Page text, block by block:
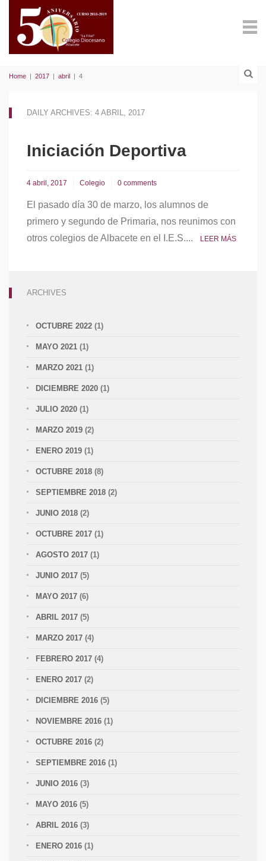
Home | 2017 | abril | 4
DAILY ARCHIVES: 4 ABRIL, 2017
Iniciación Deportiva
4 abril, 2017 Colegio 0 comments
El pasado día 30 de marzo, los alumnos de
primero y segundo de Primaria, nos reunimos con
otros colegios de Albacete en el I.E.S....
LEER MÁS
ARCHIVES
OCTUBRE 2022 (1)
MAYO 2021 (1)
MARZO 2021 (1)
DICIEMBRE 2020 (1)
JULIO 2020 (1)
MARZO 2019 (2)
ENERO 2019 (1)
OCTUBRE 2018 (8)
SEPTIEMBRE 2018 (2)
JUNIO 2018 (2)
OCTUBRE 2017 (1)
AGOSTO 2017 (1)
JUNIO 2017 (5)
MAYO 2017 (6)
ABRIL 2017 (5)
MARZO 2017 (4)
FEBRERO 2017 (4)
ENERO 2017 (2)
DICIEMBRE 2016 (5)
NOVIEMBRE 2016 (1)
OCTUBRE 2016 (2)
SEPTIEMBRE 2016 (1)
JUNIO 2016 (3)
MAYO 2016 (5)
ABRIL 2016 (3)
ENERO 2016 (1)